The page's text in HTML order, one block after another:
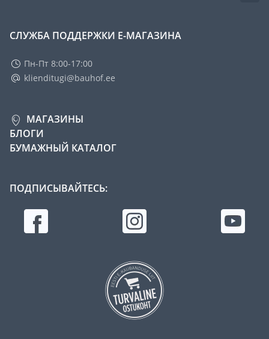
СЛУЖБА ПОДДЕРЖКИ Е-МАГАЗИНА
Пн-Пт 8:00-17:00
klienditugi@bauhof.ee
МАГАЗИНЫ
БЛОГИ
БУМАЖНЫЙ КАТАЛОГ
ПОДПИСЫВАЙТЕСЬ: